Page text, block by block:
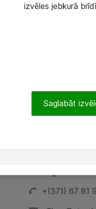
+(371) 67 81
izvēles jebkurā
Saglabāt